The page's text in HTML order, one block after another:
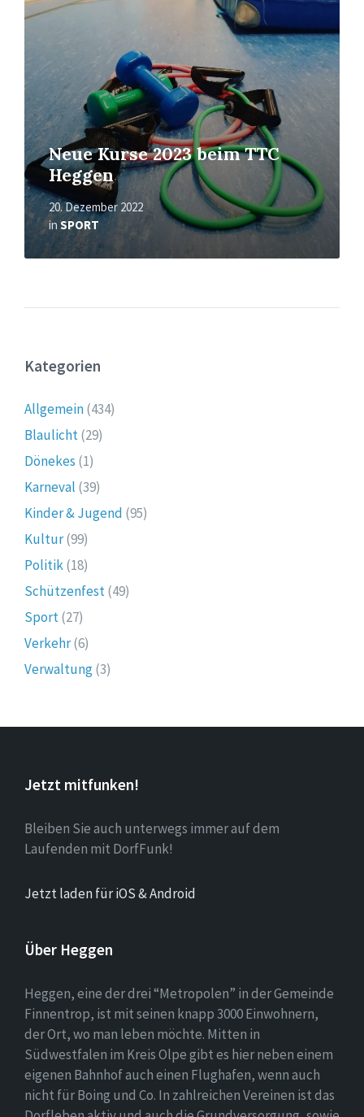
Neue Kurse 2023 beim TTC
Heggen
20. Dezember 2022
in SPORT
Kategorien
Allgemein(434)
Blaulicht(29)
Dönekes (1)
Karneval (39)
Kinder & Jugend (95)
Kultur(99)
Politik(18)
Schützenfest(49)
Sport(27)
Verkehr(6)
Verwaltung(3)
Jetzt mitfunken!
Bleiben Sie auch unterwegs immer auf dem
Laufenden mit DorfFunk!
Jetzt laden für iOS & Android
Über Heggen
Heggen, eine der drei “Metropolen” in der Gemeinde
Finnentrop, ist mit seinen knapp 3000 Einwohnern,
der Ort, wo man leben möchte. Mitten in
Südwestfalen im Kreis Olpe gibt es hier neben einem
eigenen Bahnhof auch einen Flughafen, wenn auch
nicht für Boing und Co. In zahlreichen Vereinen ist das